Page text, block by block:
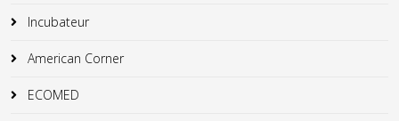
Incubateur
American Corner
ECOMED